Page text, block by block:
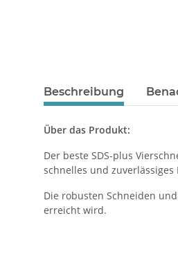
Beschreibung
Über das Produkt:
Der beste SDS-plus
schnelles und
Die robusten Schneiden
erreicht wird.